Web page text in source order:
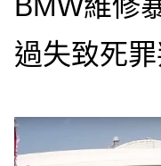
過失致死罪